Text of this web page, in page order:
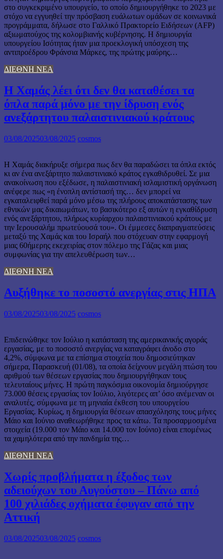
στο συγκεκριμένο υπουργείο, το οποίο δημιουργήθηκε το 2023 με
στόχο να εγγυηθεί την πρόσβαση ευάλωτων ομάδων σε κοινωνικά
προγράμματα, δήλωσε στο Γαλλικό Πρακτορείο Ειδήσεων (AFP)
αξιωματούχος της κολομβιανής κυβέρνησης. Η δημιουργία
υπουργείου Ισότητας ήταν μια προεκλογική υπόσχεση της
αντιπροέδρου Φράνσια Μάρκες, της πρώτης μαύρης…
ΔΙΕΘΝΗ ΝΕΑ
Η Χαμάς λέει ότι δεν θα καταθέσει τα
όπλα παρά μόνο με την ίδρυση ενός
ανεξάρτητου παλαιστινιακού κράτους
03/08/202503/08/2025 cosmos
Η Χαμάς διακήρυξε σήμερα πως δεν θα παραδώσει τα όπλα εκτός
κι αν ένα ανεξάρτητο παλαιστινιακό κράτος εγκαθιδρυθεί. Σε μια
ανακοίνωση που εξέδωσε, η παλαιστινιακή ισλαμιστική οργάνωση
ανέφερε πως «η ένοπλη αντίστασή της… δεν μπορεί να
εγκαταλειφθεί παρά μόνο μέσω της πλήρους αποκατάστασης των
εθνικών μας δικαιωμάτων, το βασικότερο εξ αυτών η εγκαθίδρυση
ενός ανεξάρτητου, πλήρως κυρίαρχου παλαιστινιακού κράτους με
την Ιερουσαλήμ πρωτεύουσά του». Οι έμμεσες διαπραγματεύσεις
μεταξύ της Χαμάς και του Ισραήλ που στόχευαν στην εφαρμογή
μιας 60ήμερης εκεχειρίας στον πόλεμο της Γάζας και μιας
συμφωνίας για την απελευθέρωση των…
ΔΙΕΘΝΗ ΝΕΑ
Αυξήθηκε το ποσοστό ανεργίας στις ΗΠΑ
03/08/202503/08/2025 cosmos
Επιδεινώθηκε τον Ιούλιο η κατάσταση της αμερικανικής αγοράς
εργασίας, με το ποσοστό ανεργίας να καταγράφει άνοδο στο
4,2%, σύμφωνα με τα επίσημα στοιχεία που δημοσιεύτηκαν
σήμερα, Παρασκευή (01/08), τα οποία δείχνουν μεγάλη πτώση του
αριθμού των θέσεων εργασίας που δημιουργήθηκαν τους
τελευταίους μήνες. Η πρώτη παγκόσμια οικονομία δημιούργησε
73.000 θέσεις εργασίας τον Ιούλιο, λιγότερες απ’ όσο ανέμεναν οι
αναλυτές, σύμφωνα με τη μηνιαία έκθεση του υπουργείου
Εργασίας. Κυρίως, η δημιουργία θέσεων απασχόλησης τους μήνες
Μάιο και Ιούνιο αναθεωρήθηκε προς τα κάτω. Τα προσαρμοσμένα
στοιχεία (19.000 τον Μάιο και 14.000 τον Ιούνιο) είναι επομένως
τα χαμηλότερα από την πανδημία της…
ΔΙΕΘΝΗ ΝΕΑ
Χωρίς προβλήματα η έξοδος των
αδειούχων του Αυγούστου – Πάνω από
100 χιλιάδες οχήματα έφυγαν από την
Αττική
03/08/202503/08/2025 cosmos